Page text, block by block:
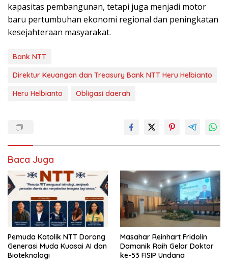
kapasitas pembangunan, tetapi juga menjadi motor
baru pertumbuhan ekonomi regional dan peningkatan
kesejahteraan masyarakat.
Bank NTT
Direktur Keuangan dan Treasury Bank NTT Heru Helbianto
Heru Helbianto
Obligasi daerah
Baca Juga
Pemuda Katolik NTT Dorong
Generasi Muda Kuasai AI dan
Bioteknologi
Masahar Reinhart Fridolin
Damanik Raih Gelar Doktor
ke-53 FISIP Undana